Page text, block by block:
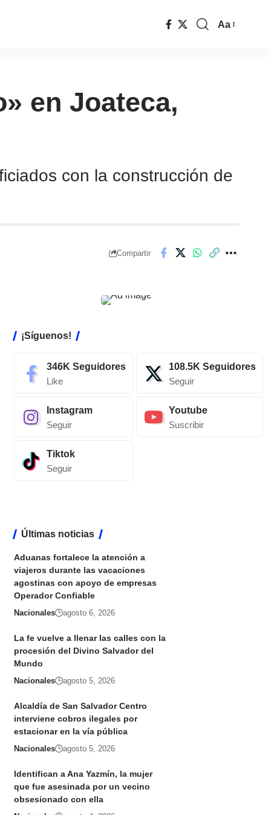
Aa
en Joateca,
con la construcción de
Compartir
¡Síguenos!
346K Seguidores
Like
108.5K Seguidores
Seguir
Instagram
Seguir
Youtube
Suscribir
Tiktok
Seguir
Últimas noticias
Aduanas fortalece la atención a
viajeros durante las vacaciones
agostinas con apoyo de empresas
Operador Confiable
Nacionales agosto 6, 2026
La fe vuelve a llenar las calles con la
procesión del Divino Salvador del
Mundo
Nacionales agosto 5, 2026
Alcaldía de San Salvador Centro
interviene cobros ilegales por
estacionar en la vía pública
Nacionales agosto 5, 2026
Identifican a Ana Yazmín, la mujer
que fue asesinada por un vecino
obsesionado con ella